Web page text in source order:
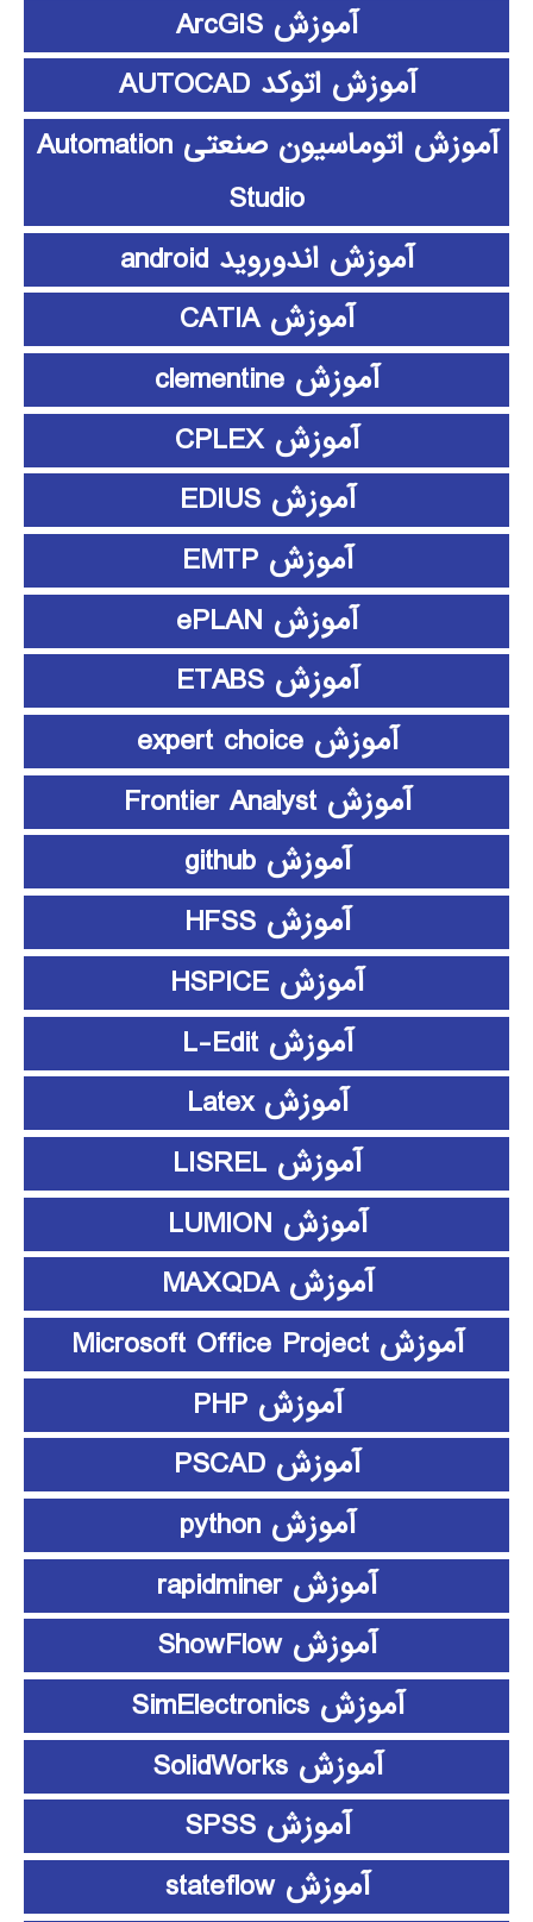
آموزش ArcGIS
آموزش اتوکد AUTOCAD
آموزش اتوماسیون صنعتی Automation
Studio
آموزش اندوروید android
آموزش CATIA
آموزش clementine
آموزش CPLEX
آموزش EDIUS
آموزش EMTP
آموزش ePLAN
آموزش ETABS
آموزش expert choice
آموزش Frontier Analyst
آموزش github
آموزش HFSS
آموزش HSPICE
آموزش L-Edit
آموزش Latex
آموزش LISREL
آموزش LUMION
آموزش MAXQDA
آموزش Microsoft Office Project
آموزش PHP
آموزش PSCAD
آموزش python
آموزش rapidminer
آموزش ShowFlow
آموزش SimElectronics
آموزش SolidWorks
آموزش SPSS
آموزش stateflow